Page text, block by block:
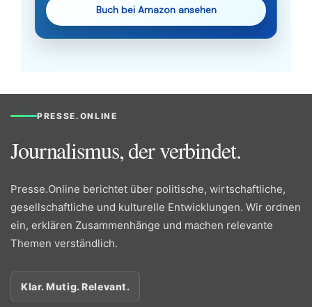
Buch bei Amazon ansehen
PRESSE.ONLINE
Journalismus, der verbindet.
Presse.Online berichtet über politische, wirtschaftliche,
gesellschaftliche und kulturelle Entwicklungen. Wir ordnen
ein, erklären Zusammenhänge und machen relevante
Themen verständlich.
Klar. Mutig. Relevant.